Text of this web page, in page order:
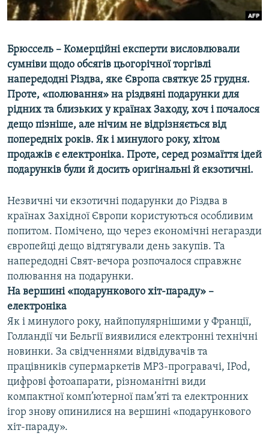
РУС
УКР
КТАТ
ДОЛУЧАЙСЯ!
Усі сайти RFE/RL
Брюссель – Комерційні експерти висловлювали
сумніви щодо обсягів цьогорічної торгівлі
напередодні Різдва, яке Європа святкує 25 грудня.
Проте, «полювання» на різдвяні подарунки для
рідних та близьких у країнах Заходу, хоч і почалося
дещо пізніше, але нічим не відрізняється від
попередніх років. Як і минулого року, хітом
продажів є електроніка. Проте, серед розмаїття ідей
подарунків були й досить оригінальні й екзотичні.
Незвичні чи екзотичні подарунки до Різдва в
країнах Західної Європи користуються особливим
попитом. Помічено, що через економічні негаразди
європейці дещо відтягували день закупів. Та
напередодні Свят-вечора розпочалося справжнє
полювання на подарунки.
На вершині «подарункового хіт-параду» –
електроніка
Як і минулого року, найпопулярнішими у Франції,
Голландії чи Бельгії виявилися електронні технічні
новинки. За свідченнями відвідувачів та
працівників супермаркетів МР3-програвачі, ІPod,
цифрові фотоапарати, різноманітні види
компактної комп’ютерної пам’яті та електронних
ігор знову опинилися на вершині «подарункового
хіт-параду».